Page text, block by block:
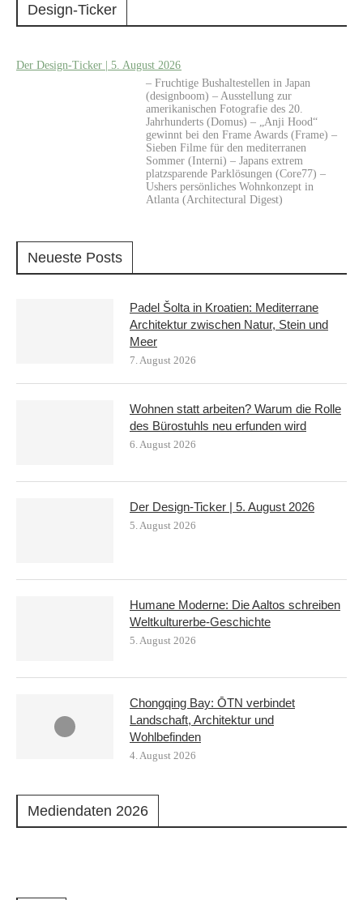
Design-Ticker
Der Design-Ticker | 5. August 2026
– Fruchtige Bushaltestellen in Japan
(designboom) – Ausstellung zur
amerikanischen Fotografie des 20.
Jahrhunderts (Domus) – „Anji Hood“
gewinnt bei den Frame Awards (Frame) –
Sieben Filme für den mediterranen
Sommer (Interni) – Japans extrem
platzsparende Parklösungen (Core77) –
Ushers persönliches Wohnkonzept in
Atlanta (Architectural Digest)
Neueste Posts
Padel Šolta in Kroatien: Mediterrane
Architektur zwischen Natur, Stein und
Meer
7. August 2026
Wohnen statt arbeiten? Warum die Rolle
des Bürostuhls neu erfunden wird
6. August 2026
Der Design-Ticker | 5. August 2026
5. August 2026
Humane Moderne: Die Aaltos schreiben
Weltkulturerbe-Geschichte
5. August 2026
Chongqing Bay: ŌTN verbindet
Landschaft, Architektur und
Wohlbefinden
4. August 2026
Mediendaten 2026